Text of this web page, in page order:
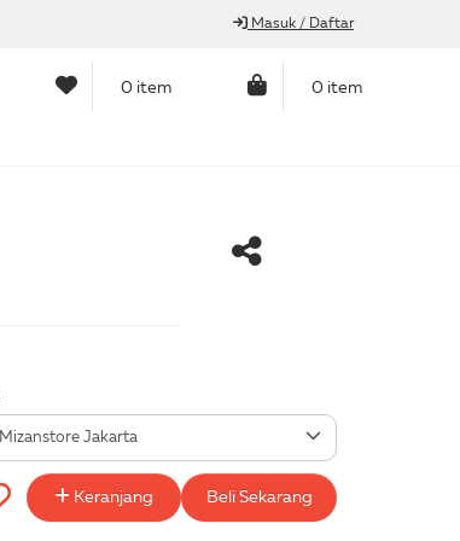
Masuk / Daftar
0 item 0 item
Mizanstore Jakarta
Keranjang Beli Sekarang